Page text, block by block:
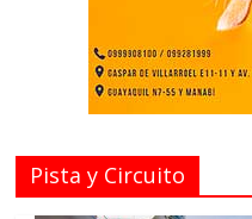
Pista y Circuito